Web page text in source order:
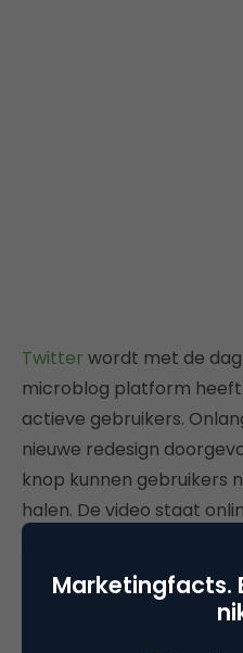
Twitter wordt met de
microblog platform heeft
actieve gebruikers.
nieuwe redesign
knop kunnen gebruikers
halen. De video staat
Twitter’s officële
interessante video’s.
Marketingfacts.